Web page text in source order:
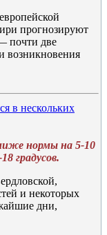
прогнозируют
почти две
возникновения
в нескольких
нормы на 5-10
градусов.
и некоторых
дни,